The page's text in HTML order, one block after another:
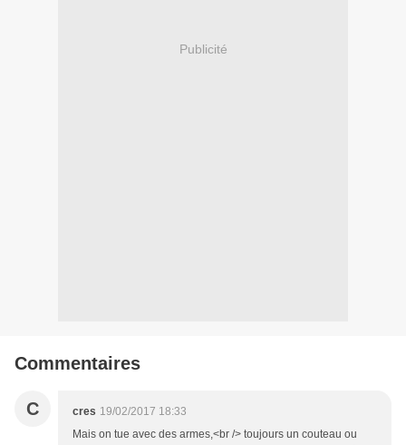
Publicité
Commentaires
C cres 19/02/2017 18:33
Mais on tue avec des armes,<br /> toujours un couteau ou